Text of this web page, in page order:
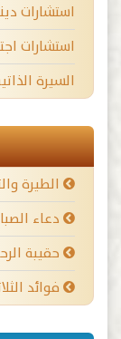
استشارات
استشارات
السيرة
الطيرة
دعاء
حقيبة
فوائد الثلاثاء